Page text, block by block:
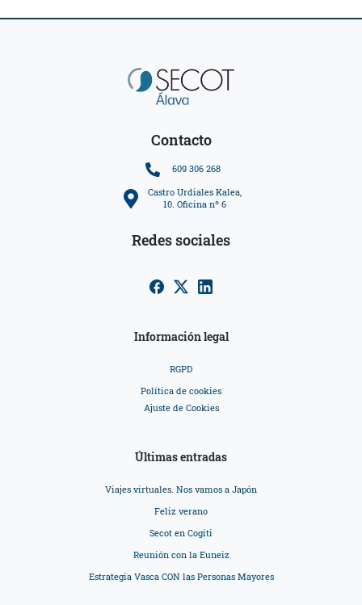
Contacto
609 306 268
Castro Urdiales Kalea,
10. Oficina nº 6
Redes sociales
Información legal
RGPD
Política de cookies
Ajuste de Cookies
Últimas entradas
Viajes virtuales. Nos vamos a Japón
Feliz verano
Secot en Cogiti
Reunión con la Euneiz
Estrategia Vasca CON las Personas Mayores